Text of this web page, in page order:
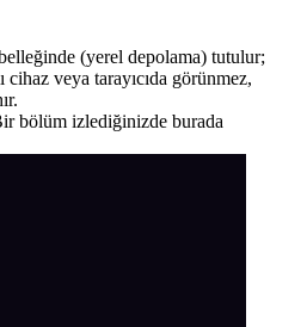
(yerel depolama) tutulur;
veya tarayıcıda görünmez,
bölüm izlediğinizde burada